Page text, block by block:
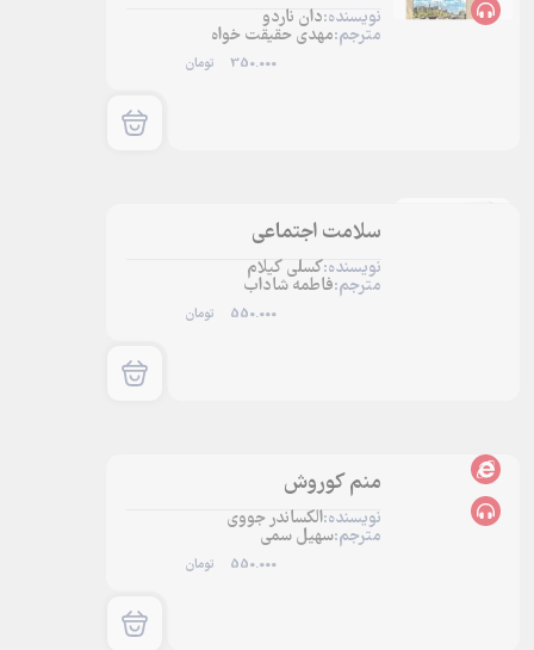
نویسنده:دان ناردو
مترجم:مهدی حقیقت خواه
350.000 تومان
سلامت اجتماعی
نویسنده:کسلی کیلام
مترجم:فاطمه شاداب
550.000 تومان
منم کوروش
نویسنده:الکساندر جووی
مترجم:سهیل سمی
550.000 تومان